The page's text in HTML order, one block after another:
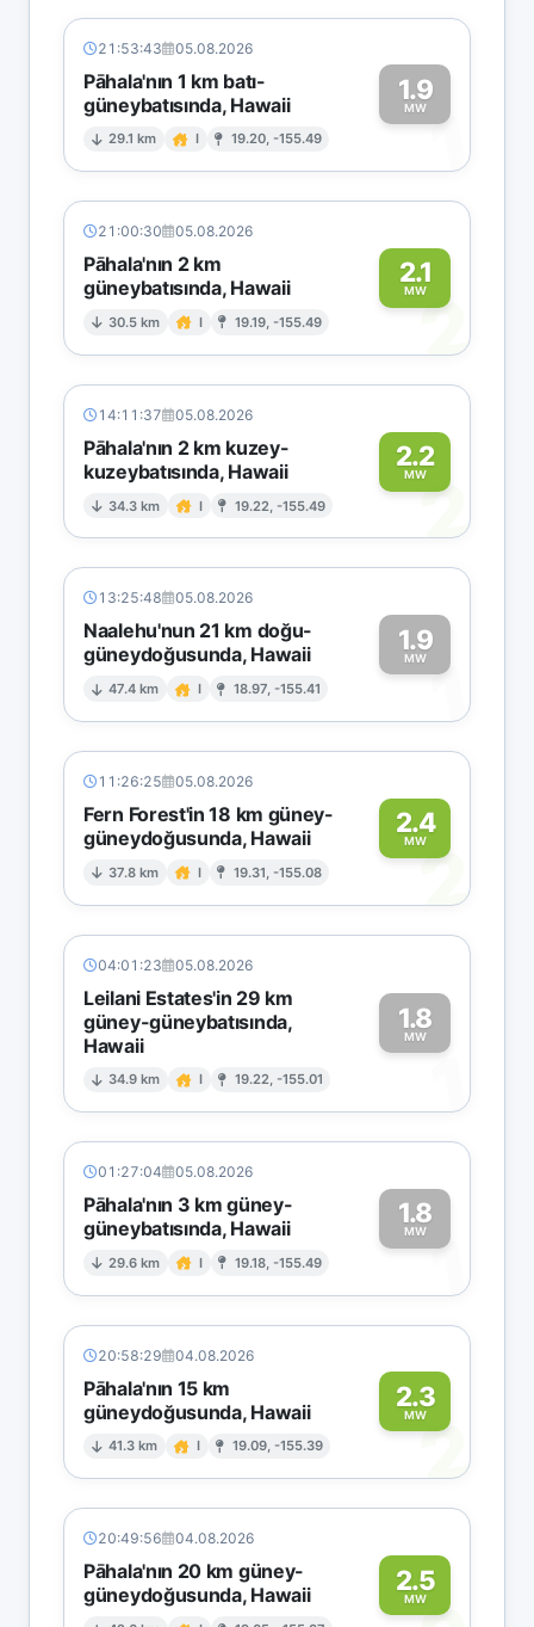
21:53:43 05.08.2026
Pāhala'nın 1 km batı-
güneybatısında, Hawaii
29.1 km I 19.20, -155.49
1.9
MW1
21:00:30 05.08.2026
Pāhala'nın 2 km
güneybatısında, Hawaii
30.5 km I 19.19, -155.49
2.1
MW
2
14:11:37 05.08.2026
Pāhala'nın 2 km kuzey-
kuzeybatısında, Hawaii
34.3 km I 19.22, -155.49
2.2
MW2
13:25:48 05.08.2026
Naalehu'nun 21 km doğu-
güneydoğusunda, Hawaii
47.4 km I 18.97, -155.41
1.9
MW1
11:26:25 05.08.2026
Fern Forest'in 18 km güney-
güneydoğusunda, Hawaii
37.8 km I 19.31, -155.08
2.4
MW2
04:01:23 05.08.2026
Leilani Estates'in 29 km
güney-güneybatısında,
Hawaii
34.9 km I 19.22, -155.01
1.8
MW
1
01:27:04 05.08.2026
Pāhala'nın 3 km güney-
güneybatısında, Hawaii
29.6 km I 19.18, -155.49
1.8
MW1
20:58:29 04.08.2026
Pāhala'nın 15 km
güneydoğusunda, Hawaii
41.3 km I 19.09, -155.39
2.3
MW2
20:49:56 04.08.2026
Pāhala'nın 20 km güney-
güneydoğusunda, Hawaii
2.5
MW